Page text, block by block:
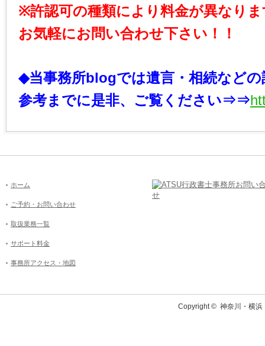
※許認可の種類により料金が異なり
お気軽にお問い合わせ下さい！！
◆当事務所blogでは遺言・相続など
参考までに是非、ご覧ください⇒⇒
ホーム
ご予約・お問い合わせ
取扱業務一覧
サポート料金
事務所アクセス・地図
Copyright © 神奈川・横